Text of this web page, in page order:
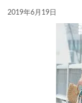
2019年6月19日